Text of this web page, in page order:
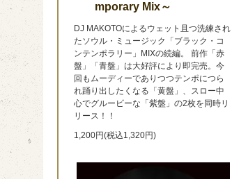
mporary Mix～
DJ MAKOTOによるウェット且つ洗練され
たソウル・ミュージック「ブラック・コ
ンテンポラリー」MIXの続編。 前作「赤
盤」「青盤」は大好評により即完売。今
回もムーディーでありつつテンポにつら
れ踊り出したくなる「黄盤」、スロー中
心でグルービーな「紫盤」の2枚を同時リ
リース！！
1,200円(税込1,320円)